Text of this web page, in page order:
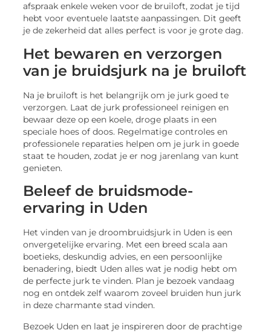
afspraak enkele weken voor de bruiloft, zodat je tijd
hebt voor eventuele laatste aanpassingen. Dit geeft
je de zekerheid dat alles perfect is voor je grote dag.
Het bewaren en verzorgen
van je bruidsjurk na je bruiloft
Na je bruiloft is het belangrijk om je jurk goed te
verzorgen. Laat de jurk professioneel reinigen en
bewaar deze op een koele, droge plaats in een
speciale hoes of doos. Regelmatige controles en
professionele reparaties helpen om je jurk in goede
staat te houden, zodat je er nog jarenlang van kunt
genieten.
Beleef de bruidsmode-
ervaring in Uden
Het vinden van je droombruidsjurk in Uden is een
onvergetelijke ervaring. Met een breed scala aan
boetieks, deskundig advies, en een persoonlijke
benadering, biedt Uden alles wat je nodig hebt om
de perfecte jurk te vinden. Plan je bezoek vandaag
nog en ontdek zelf waarom zoveel bruiden hun jurk
in deze charmante stad vinden.
Bezoek Uden en laat je inspireren door de prachtige